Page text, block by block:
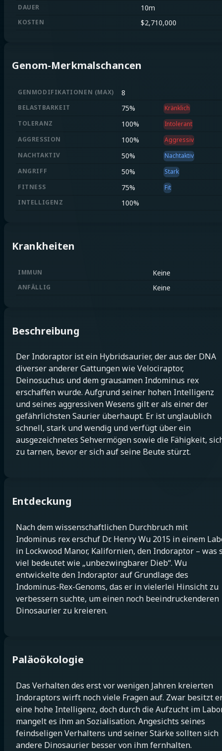
DAUER 10m
KOSTEN $2,710,000
Genom-Merkmalschancen
GENMODIFIKATIONEN (MAX) 8
BELASTBARKEIT 75%
Kränklich
TOLERANZ
100%
Intolerant
AGGRESSION
100%
Aggressiv
NACHTAKTIV
50%
Nachtaktiv
ANGRIFF
50%
Stark
FITNESS
75%
Fit
INTELLIGENZ
100%
Krankheiten
IMMUN Keine
ANFÄLLIG Keine
Beschreibung
Der Indoraptor ist ein Hybridsaurier, der aus der DNA
diverser anderer Gattungen wie Velociraptor,
Deinosuchus und dem grausamen Indominus rex
erschaffen wurde. Aufgrund seiner hohen Intelligenz
und seines aggressiven Wesens gilt er als einer der
gefährlichsten Saurier überhaupt. Er ist unglaublich
schnell, stark und wendig und verfügt über ein
ausgezeichnetes Sehvermögen sowie die Fähigkeit,
zu tarnen, bevor er sich auf seine Beute stürzt.
Entdeckung
Nach dem wissenschaftlichen Durchbruch mit
Indominus rex erschuf Dr. Henry Wu 2015 in einem
in Lockwood Manor, Kalifornien, den Indoraptor – was
viel bedeutet wie „unbezwingbarer Dieb“. Wu
entwickelte den Indoraptor auf Grundlage des
Indominus-Rex-Genoms, das er in vielerlei Hinsicht zu
verbessern suchte, um einen noch beeindruckenderen
Dinosaurier zu kreieren.
Paläoökologie
Das Verhalten des erst vor wenigen Jahren kreierten
Indoraptors wirft noch viele Fragen auf. Zwar besitzt
eine hohe Intelligenz, doch durch die Aufzucht im
mangelt es ihm an Sozialisation. Angesichts seines
feindseligen Verhaltens und seiner Stärke sollten sich
andere Dinosaurier besser von ihm fernhalten.